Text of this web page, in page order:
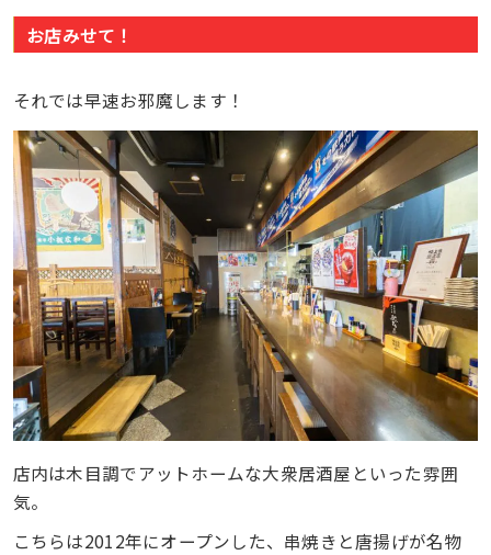
お店みせて！
それでは早速お邪魔します！
店内は木目調でアットホームな大衆居酒屋といった雰囲
気。
こちらは2012年にオープンした、串焼きと唐揚げが名物